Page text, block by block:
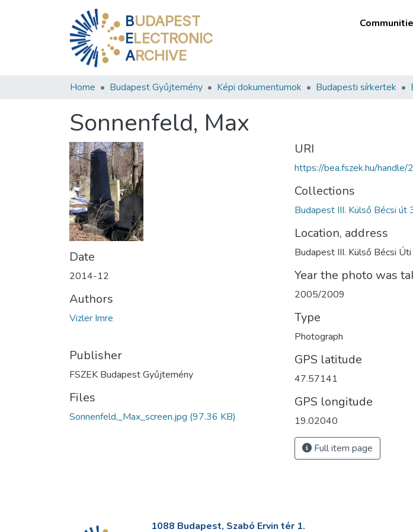
BUDAPEST
ELECTRONIC
ARCHIVE
Home Budapest Gyűjtemény Képi dokumentumok Budapesti sírkertek
Sonnenfeld, Max
Date
2014-12
Authors
Vizler Imre
Publisher
FSZEK Budapest Gyűjtemény
Files
Sonnenfeld,_Max_screen.jpg (97.36 KB)
URI
https://bea.fszek.hu/
Collections
Budapest III. Külső Bécsi
Location, address
Budapest III. Külső Bécsi
Year the photo was
2005/2009
Type
Photograph
GPS latitude
47.57141
GPS longitude
19.02040
Full item page
1088 Budapest, Szabó Ervin tér 1.